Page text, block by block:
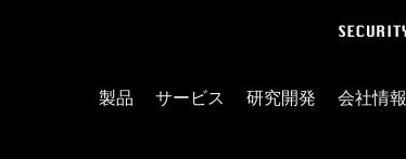
製品 サービス 研究開発 会社情報